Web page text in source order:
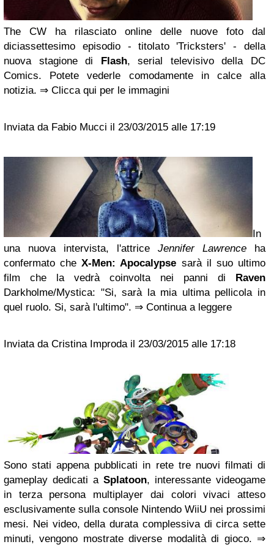
The CW ha rilasciato online delle nuove foto dal
diciassettesimo episodio - titolato 'Tricksters' - della
nuova stagione di
Flash, serial televisivo della DC
Comics. Potete vederle comodamente in calce alla
notizia. ⇒ Clicca qui per le immagini
Inviata da Fabio Mucci il 23/03/2015 alle 17:19
In
una nuova intervista, l'attrice Jennifer Lawrence ha
confermato cheX-Men: Apocalypse sarà il suo ultimo
film che la vedrà coinvolta nei panni di
Raven
Darkholme/Mystica: "Si, sarà la mia ultima pellicola in
quel ruolo. Si, sarà l'ultimo". ⇒ Continua a leggere
Inviata da Cristina Improda il 23/03/2015 alle 17:18
Sono stati appena pubblicati in rete tre nuovi filmati di
gameplay dedicati a Splatoon, interessante videogame
in terza persona multiplayer dai colori vivaci atteso
esclusivamente sulla console Nintendo WiiU nei prossimi
mesi. Nei video, della durata complessiva di circa sette
minuti, vengono mostrate diverse modalità di gioco. ⇒